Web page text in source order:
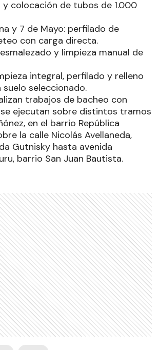
colocación de tubos de 1.000
y 7 de Mayo: perfilado de
con carga directa.
y limpieza manual de
integral, perfilado y relleno
seleccionado.
trabajos de bacheo con
ejecutan sobre distintos tramos
en el barrio República
la calle Nicolás Avellaneda,
Gutnisky hasta avenida
barrio San Juan Bautista.